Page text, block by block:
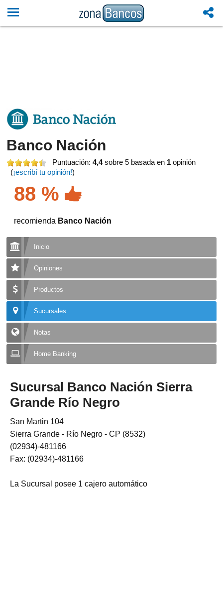
Banco Nación
Puntuación:4,4sobre 5 basada en 1 opinión
(¡escribí tu opinión!)
88 %
recomienda Banco Nación
Inicio
Opiniones
Productos
Sucursales
Notas
Home Banking
Sucursal Banco Nación Sierra
Grande Río Negro
San Martin 104
Sierra Grande - Río Negro - CP (8532)
(02934)-481166
Fax: (02934)-481166
La Sucursal posee 1 cajero automático